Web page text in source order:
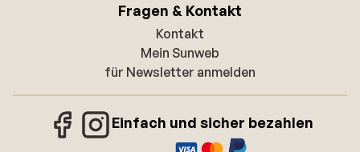
Fragen & Kontakt
Kontakt
Mein Sunweb
für Newsletter anmelden
Einfach und sicher bezahlen